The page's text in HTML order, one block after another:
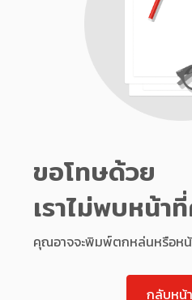
ขอโทษด้วย
เราไม่พบหน้
คุณอาจจะพิมพ์ตกหล่นหรือห
กลับหน้